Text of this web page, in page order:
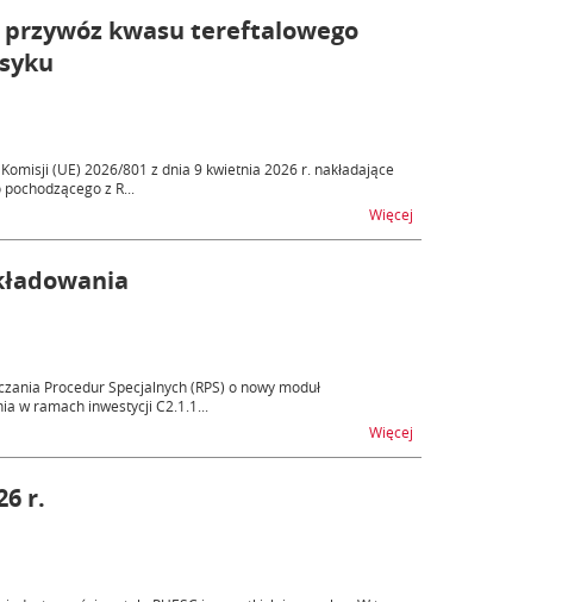
kwasu tereftalowego
(UE) 2026/801 z dnia 9 kwietnia 2026 r. nakładające
z R...
Więcej
Procedur Specjalnych (RPS) o nowy moduł
w ramach inwestycji C2.1.1...
Więcej
r.